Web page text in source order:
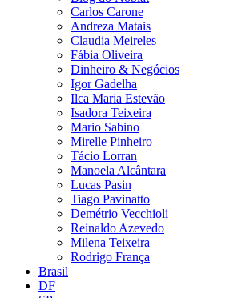
Carlos Carone
Andreza Matais
Claudia Meireles
Fábia Oliveira
Dinheiro & Negócios
Igor Gadelha
Ilca Maria Estevão
Isadora Teixeira
Mario Sabino
Mirelle Pinheiro
Tácio Lorran
Manoela Alcântara
Lucas Pasin
Tiago Pavinatto
Demétrio Vecchioli
Reinaldo Azevedo
Milena Teixeira
Rodrigo França
Brasil
DF